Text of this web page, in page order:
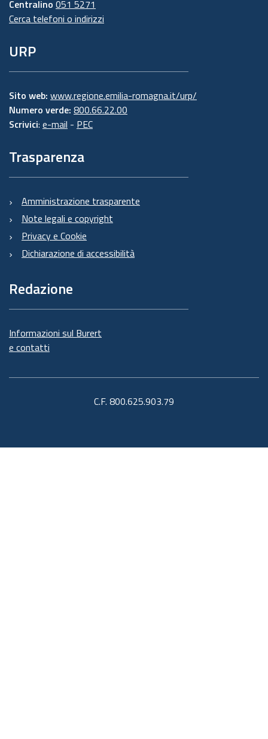
Centralino 051 5271
Cerca telefoni o indirizzi
URP
Sito web: www.regione.emilia-romagna.it/urp/
Numero verde: 800.66.22.00
Scrivici: e-mail - PEC
Trasparenza
Amministrazione trasparente
Note legali e copyright
Privacy e Cookie
Dichiarazione di accessibilità
Redazione
Informazioni sul Burert
e contatti
C.F. 800.625.903.79